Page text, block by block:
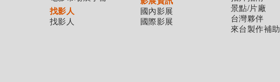
找影人
找影人
國內影展
國際影展
景點/片廠
台灣夥伴
來台製作補助